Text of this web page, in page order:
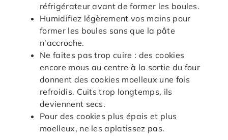
réfrigérateur avant de former les boules.
Humidifiez légèrement vos mains pour
former les boules sans que la pâte
n’accroche.
Ne faites pas trop cuire : des cookies
encore mous au centre à la sortie du four
donnent des cookies moelleux une fois
refroidis. Cuits trop longtemps, ils
deviennent secs.
Pour des cookies plus épais et plus
moelleux, ne les aplatissez pas.